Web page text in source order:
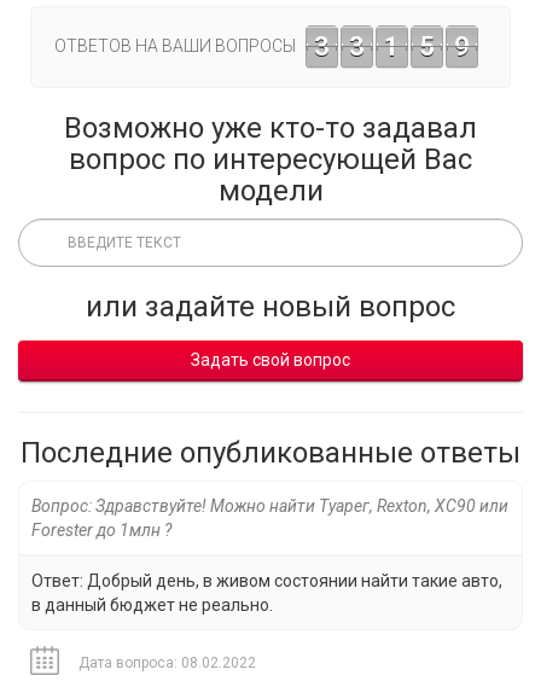
ОТВЕТОВ НА ВАШИ ВОПРОСЫ 3 3 1 5 9
Возможно уже кто-то задавал
вопрос по интересующей Вас
модели
или задайте новый вопрос
Задать свой вопрос
Последние опубликованные ответы
Вопрос: Здравствуйте! Можно найти Туарег, Rexton, XC90 или
Forester до 1млн ?
Ответ: Добрый день, в живом состоянии найти такие авто,
в данный бюджет не реально.
Дата вопроса: 08.02.2022